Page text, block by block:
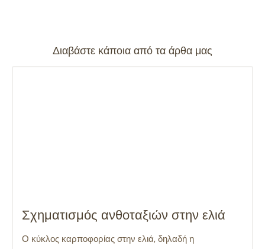
Διαβάστε κάποια από τα άρθα μας
Σχηματισμός ανθοταξιών στην ελιά
Ο κύκλος καρποφορίας στην ελιά, δηλαδή η